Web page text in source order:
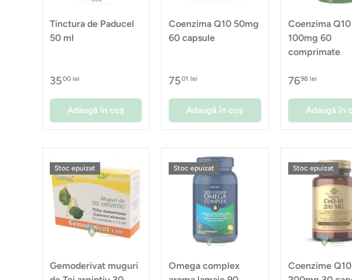
Tinctura de Paducel
50 ml
3500 lei
Adaugă în coș
Coenzima Q10 50mg
60 capsule
7501 lei
Adaugă în coș
Coenzima
100mg 60
comprimate
7698 lei
Adaugă în
Stoc epuizat
Gemoderivat muguri
Stoc epuizat
Omega complex
Stoc epuizat
Coenzime Q10